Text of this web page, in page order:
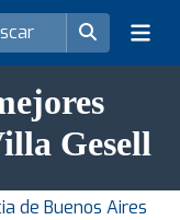
Gesell
de Buenos Aires